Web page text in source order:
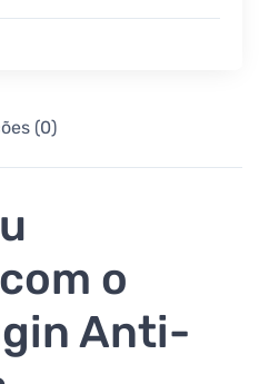
(0)
o
Anti-